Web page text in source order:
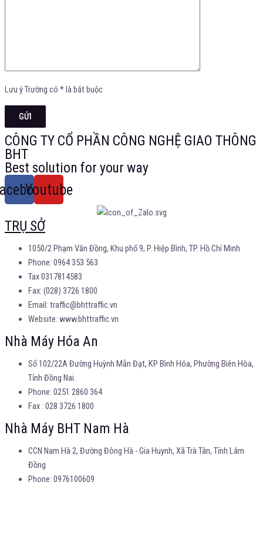
Lưu ý Trường có * là bắt buộc
CÔNG TY CỔ PHẦN CÔNG NGHỆ GIAO THÔNG
BHT
Best solution for your way
Youtube
TRỤ SỞ
1050/2 Phạm Văn Đồng, Khu phố 9, P. Hiệp Bình, TP. Hồ Chí Minh
Phone: 0964 353 563
Tax 0317814583
Fax: (028) 3726 1800
Email: traffic@bhttraffic.vn
Website: www.bhttraffic.vn
Nhà Máy Hóa An
Số 102/22A Đường Huỳnh Mẫn Đạt, KP Bình Hóa, Phường Biên Hòa,
Tỉnh Đồng Nai.
Phone: 0251 2860 364
Fax : 028 3726 1800
Nhà Máy BHT Nam Hà
CCN Nam Hà 2, Đường Đông Hà - Gia Huynh, Xã Trà Tân, Tỉnh Lâm
Đồng
Phone: 0976100609